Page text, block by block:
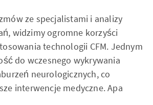
ze specjalistami i analizy
widzimy ogromne korzyści
technologii CFM. Jednym
do wczesnego wykrywania
neurologicznych, co
interwencje medyczne. Apa